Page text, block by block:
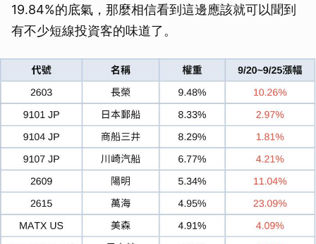
19.84%的底氣，那麼相信看到這邊應該就可以聞到
有不少短線投資客的味道了。